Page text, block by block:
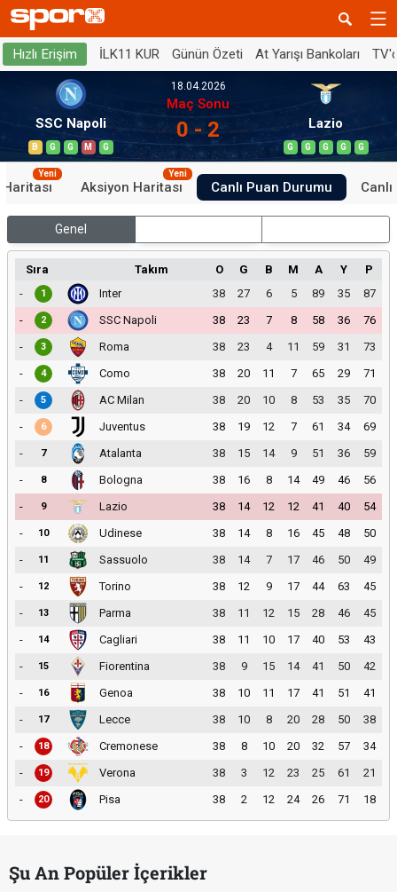
Hızlı Erişim İLK11 KUR Günün Özeti At Yarışı Bankoları
SSC Napoli
B G G M G
18.04.2026
Maç Sonu
0 - 2 Lazio
G G G G G
Haritası
Yeni
Aksiyon Haritası
Yeni
Canlı Puan Durumu
Genel
Sıra Takım O G B M A Y
P
-
1 Inter 38 27 6 5 89 35
87
-
2 SSC Napoli 38 23 7 8 58 36
76
-
3 Roma 38 23 4 11 59 31
73
-
4 Como 38 20 11 7 65 29
71
-
5 AC Milan 38 20 10 8 53 35
70
-
6 Juventus 38 19 12 7 61 34
69
-
7 Atalanta 38 15 14 9 51 36
59
-
8 Bologna 38 16 8 14 49 46
56
-
9 Lazio 38 14 12 12 41 40
54
-
10 Udinese 38 14 8 16 45 48
50
-
11 Sassuolo 38 14 7 17 46 50
49
-
12 Torino 38 12 9 17 44 63
45
-
13 Parma 38 11 12 15 28 46
45
-
14 Cagliari 38 11 10 17 40 53
43
-
15 Fiorentina 38 9 15 14 41 50
42
-
16 Genoa 38 10 11 17 41 51
41
-
17 Lecce 38 10 8 20 28 50
38
-
18 Cremonese 38 8 10 20 32 57
34
-
19 Verona 38 3 12 23 25 61
21
-
20 Pisa 38 2 12 24 26 71 18
Şu An Popüler İçerikler